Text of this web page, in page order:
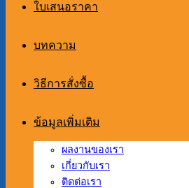
ใบเสนอราคา
บทความ
วิธีการสั่งซื้อ
ข้อมูลเพิ่มเติม
ผลงานของเรา
เกี่ยวกับเรา
ติดต่อเรา